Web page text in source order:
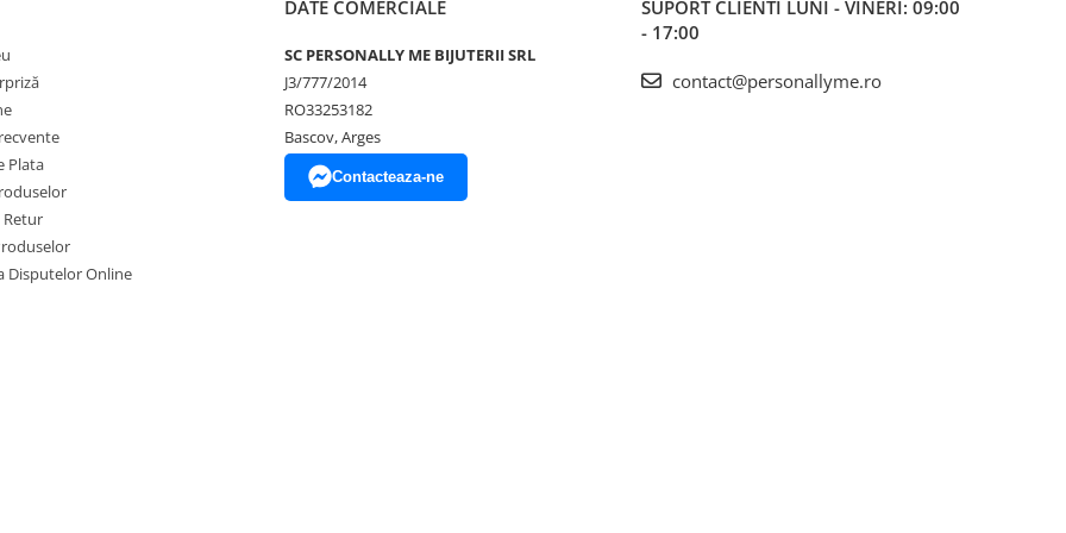
Plata
Retur
Disputelor Online
DATE COMERCIALE
SC PERSONALLY ME BIJUTERII SRL
J3/777/2014
RO33253182
Bascov, Arges
Contacteaza-ne
SUPORT CLIENTI LUNI - VINERI: 09:00
- 17:00
contact@personallyme.ro